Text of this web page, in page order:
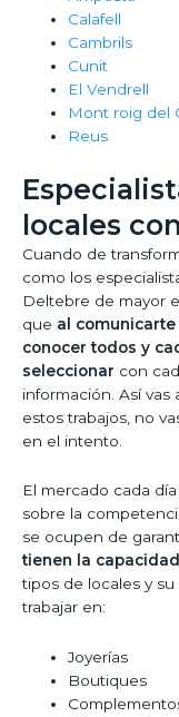
Calafell
Cambrils
Cunit
El Vendrell
Mont roig del
Reus
locales
Cuando de
como los
Deltebre de mayor
que al
conocer todos y
seleccionar con
información. Así
estos trabajos, no
en el intento.
El mercado cada
sobre la
se ocupen de
tienen la
tipos de locales y
trabajar en:
Joyerías
Boutiques